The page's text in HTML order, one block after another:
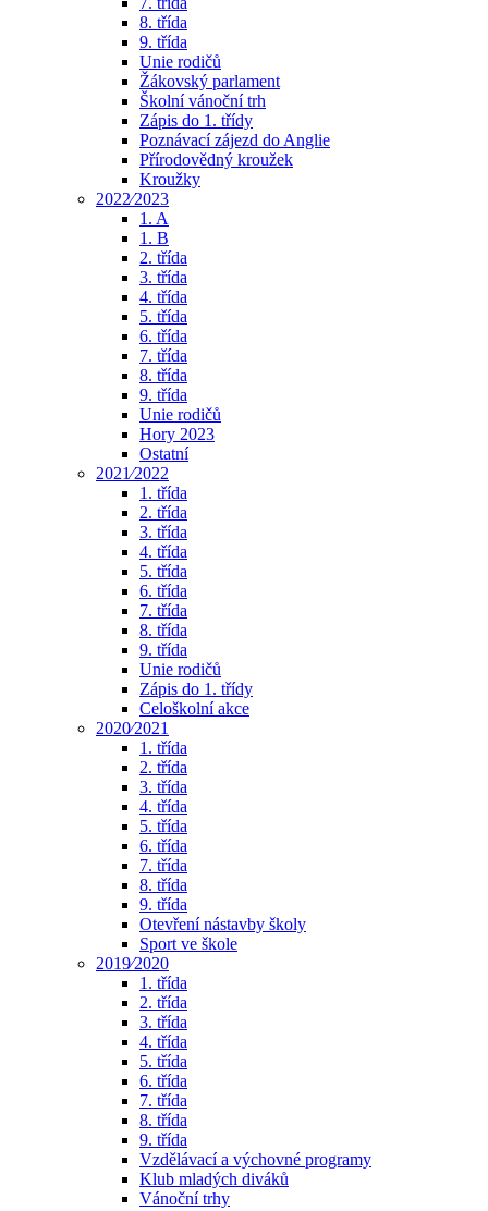
8. třída
9. třída
Unie rodičů
Žákovský parlament
Školní vánoční trh
Zápis do 1. třídy
Poznávací zájezd do Anglie
Přírodovědný kroužek
Kroužky
2022⁄2023
1. A
1. B
2. třída
3. třída
4. třída
5. třída
6. třída
7. třída
8. třída
9. třída
Unie rodičů
Hory 2023
Ostatní
2021⁄2022
1. třída
2. třída
3. třída
4. třída
5. třída
6. třída
7. třída
8. třída
9. třída
Unie rodičů
Zápis do 1. třídy
Celoškolní akce
2020⁄2021
1. třída
2. třída
3. třída
4. třída
5. třída
6. třída
7. třída
8. třída
9. třída
Otevření nástavby školy
Sport ve škole
2019⁄2020
1. třída
2. třída
3. třída
4. třída
5. třída
6. třída
7. třída
8. třída
9. třída
Vzdělávací a výchovné programy
Klub mladých diváků
Vánoční trhy